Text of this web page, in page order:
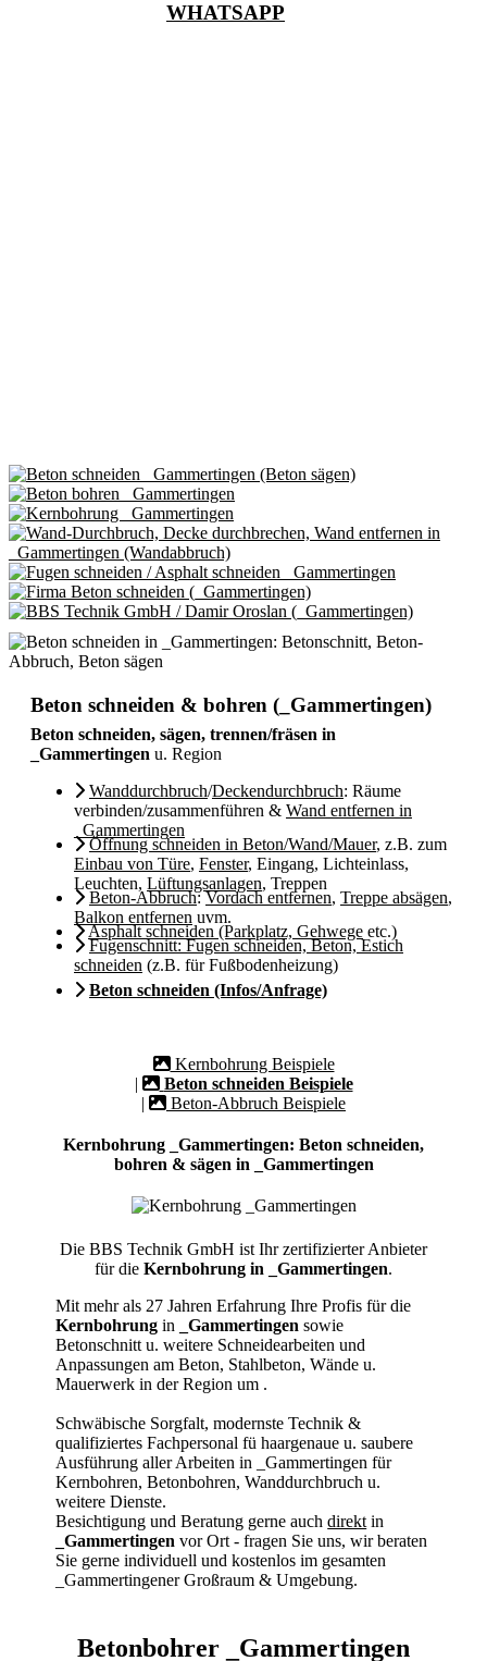
WHATSAPP
Beton schneiden & bohren (_Gammertingen)
Beton schneiden, sägen, trennen/fräsen in
_Gammertingen u. Region
Wanddurchbruch/Deckendurchbruch: Räume
verbinden/zusammenführen & Wand entfernen in
_Gammertingen
Öffnung schneiden in Beton/Wand/Mauer, z.B. zum
Einbau von Türe, Fenster, Eingang, Lichteinlass,
Leuchten, Lüftungsanlagen, Treppen
Beton-Abbruch:Vordach entfernen, Treppe absägen,
Balkon entfernen uvm.
Asphalt schneiden (Parkplatz, Gehwege etc.)
Fugenschnitt: Fugen schneiden, Beton, Estich
schneiden (z.B. für Fußbodenheizung)
Beton schneiden (Infos/Anfrage)
Kernbohrung Beispiele
|
Beton schneiden Beispiele
|
Beton-Abbruch Beispiele
Kernbohrung _Gammertingen: Beton schneiden,
bohren & sägen in _Gammertingen
Die BBS Technik GmbH ist Ihr zertifizierter Anbieter
für die Kernbohrung in _Gammertingen.
Mit mehr als 27 Jahren Erfahrung Ihre Profis für die
Kernbohrung in _Gammertingen sowie
Betonschnitt u. weitere Schneidearbeiten und
Anpassungen am Beton, Stahlbeton, Wände u.
Mauerwerk in der Region um .
Schwäbische Sorgfalt, modernste Technik &
qualifiziertes Fachpersonalfü haargenaue u. saubere
Ausführung aller Arbeitenin _Gammertingen für
Kernbohren, Betonbohren, Wanddurchbruch u.
weitere Dienste.
Besichtigung und Beratung gerne auchdirekt in
_Gammertingen vor Ort - fragen Sie uns, wir beraten
Sie gerne individuell und kostenlos im gesamten
_Gammertingener Großraum & Umgebung.
Betonbohrer _Gammertingen